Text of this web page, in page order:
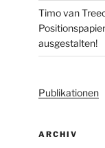
Timo van
ausgestalten!
Publikationen
ARCHIV